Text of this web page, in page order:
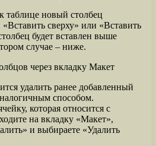
таблице новый столбец
сверху» или «Вставить
будет вставлен выше
случае – ниже.
удалить ранее добавленный
способом.
которая относится с
на вкладку «Макет»,
и выбираете «Удалить